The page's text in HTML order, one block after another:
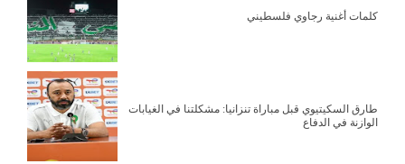
كلمات أغنية رجاوي فلسطيني
طارق السكيتيوي قبل مباراة تنزانيا: مشكلتنا في الغيابات
الوازنة في الدفاع